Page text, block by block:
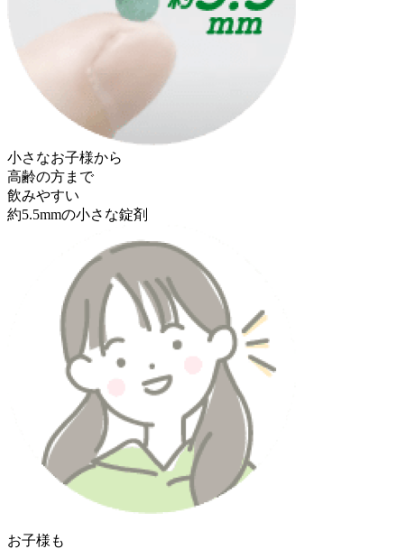
小さなお子様から
高齢の方まで
飲みやすい
約5.5mmの小さな錠剤
お子様も